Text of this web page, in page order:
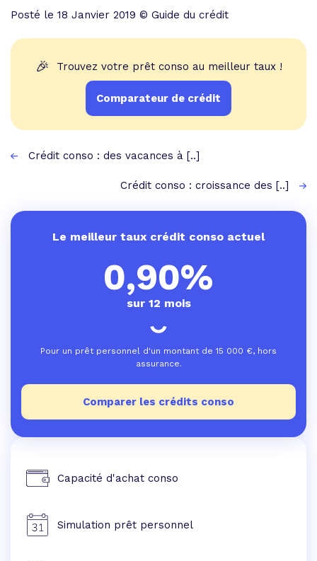
Posté le 18 Janvier 2019 © Guide du crédit
🎉 Trouvez votre prêt conso au meilleur taux !
Comparateur de crédit
Crédit conso : des vacances à [..]
Crédit conso : croissance des [..]
Le meilleur taux crédit conso actuel
0,90%
sur 12 mois
Pour un prêt personnel d'un montant de 15 000 €, hors
assurance.
Comparer les crédits conso
Capacité d'achat conso
Simulation prêt personnel